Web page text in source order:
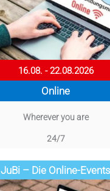
16.08. - 22.08.2026
Online
Wherever you are
24/7
JuBi – Die Online-Events